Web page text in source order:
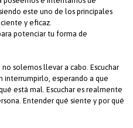
este uno de los principales
y eficaz.
potenciar tu forma de
solemos llevar a cabo. Escuchar
interrumpirlo, esperando a que
está mal. Escuchar es realmente
Entender qué siente y por qué